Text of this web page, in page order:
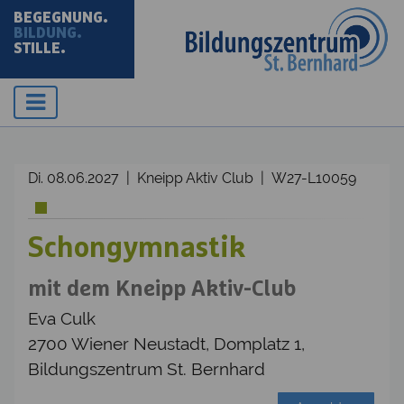
BEGEGNUNG.
BILDUNG.
STILLE.
Di. 08.06.2027 | Kneipp Aktiv Club | W27-L10059
Schongymnastik
mit dem Kneipp Aktiv-Club
Eva Culk
2700 Wiener Neustadt, Domplatz 1,
Bildungszentrum St. Bernhard